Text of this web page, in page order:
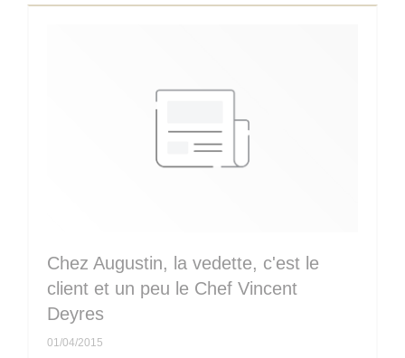
Chez Augustin, la vedette, c'est le
client et un peu le Chef Vincent
Deyres
01/04/2015